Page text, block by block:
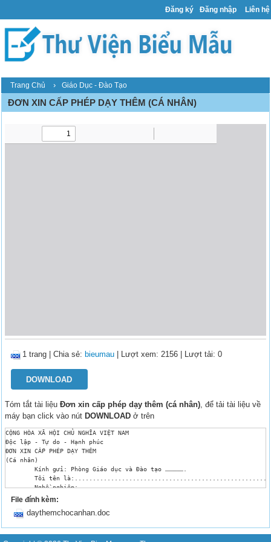
Đăng ký Đăng nhập Liên hệ
Trang Chủ › Giáo Dục - Đào Tạo
ĐƠN XIN CẤP PHÉP DẠY THÊM (CÁ NHÂN)
1 trang |Chia sẻ: bieumau | Lượt xem: 2156 | Lượt tải: 0
DOWNLOAD
Tóm tắt tài liệuĐơn xin cấp phép dạy thêm (cá nhân), để tải tài liệu về
máy bạn click vào nút DOWNLOAD ở trên
CỘNG HÒA XÃ HỘI CHỦ NGHĨA VIỆT NAM
Độc lập - Tự do - Hạnh phúc
ĐƠN XIN CẤP PHÉP DẠY THÊM
(Cá nhân)
	Tôi tên là:.....................................................................................................
	Nghề nghiệp:.................................................................................................
	Đơn vị công tác:...........................................................................................
	Địa chỉ thường trú:………………………………………………………...
Chuyên ngành đào tạo:………………………………………………….....
File đính kèm:
daythemchocanhan.doc